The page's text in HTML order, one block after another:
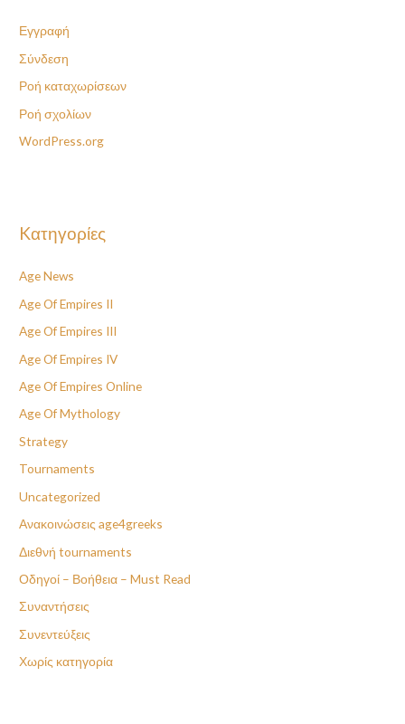
Εγγραφή
Σύνδεση
Ροή καταχωρίσεων
Ροή σχολίων
WordPress.org
Kατηγορίες
Age News
Age Of Empires II
Age Of Empires III
Age Of Empires IV
Age Of Empires Online
Age Of Mythology
Strategy
Tournaments
Uncategorized
Ανακοινώσεις age4greeks
Διεθνή tournaments
Οδηγοί – Βοήθεια – Must Read
Συναντήσεις
Συνεντεύξεις
Χωρίς κατηγορία